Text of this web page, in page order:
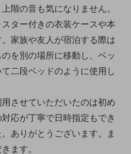
階の音も気になりません。
ター付きの衣装ケースや本
家族や友人が宿泊する際は
を別の場所に移動し、ベッ
二段ベッドのように使用し
させていただいたのは初め
応が丁寧で日時指定もでき
ありがとうございます。ま
ます。